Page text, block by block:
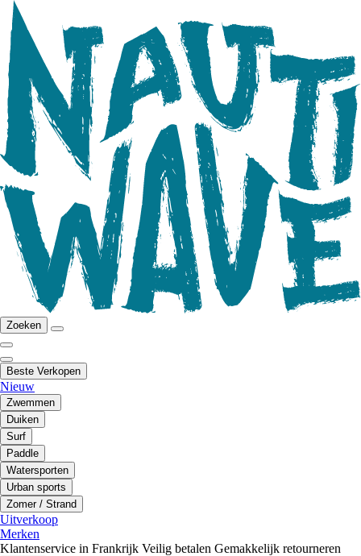
Zoeken
Beste Verkopen
Nieuw
Zwemmen
Duiken
Surf
Paddle
Watersporten
Urban sports
Zomer / Strand
Uitverkoop
Merken
Klantenservice in Frankrijk Veilig betalen Gemakkelijk retourneren